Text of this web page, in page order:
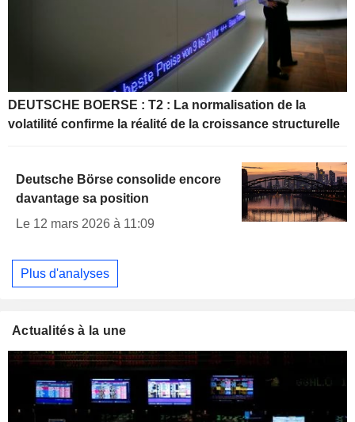
DEUTSCHE BOERSE : T2 : La normalisation de la
volatilité confirme la réalité de la croissance structurelle
Deutsche Börse consolide encore
davantage sa position
Le 12 mars 2026 à 11:09
Plus d'analyses
Actualités à la une